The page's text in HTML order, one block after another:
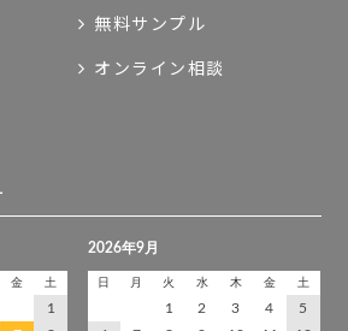
無料サンプル
オンライン相談